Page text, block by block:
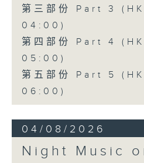
第三部份 Part 3
04:00)
第四部份 Part 4
05:00)
第五部份 Part 5
06:00)
04/08/2026
Night Music